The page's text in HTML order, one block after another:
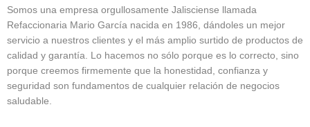
Somos una empresa orgullosamente Jalisciense llamada
Refaccionaria Mario García nacida en 1986, dándoles un mejor
servicio a nuestros clientes y el más amplio surtido de productos de
calidad y garantía. Lo hacemos no sólo porque es lo correcto, sino
porque creemos firmemente que la honestidad, confianza y
seguridad son fundamentos de cualquier relación de negocios
saludable.